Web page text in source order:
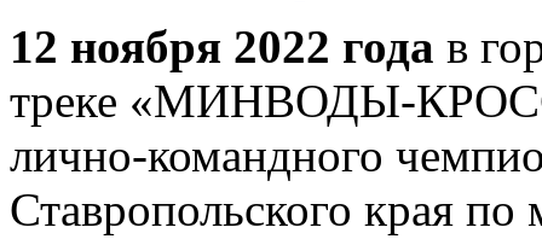
12 ноября 2022 года в
треке «МИНВОДЫ-
лично-командного
Ставропольского края